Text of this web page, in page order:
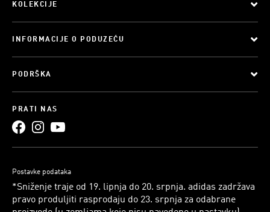
KOLEKCIJE
INFORMACIJE O PODUZEĆU
PODRŠKA
PRATI NAS
Postavke podataka
*Sniženje traje od 19. lipnja do 20. srpnja. adidas zadržava
pravo produljiti rasprodaju do 23. srpnja za odabrane